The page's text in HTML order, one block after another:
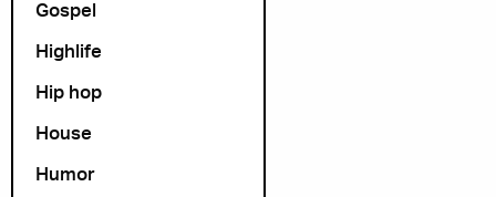
Gospel
Highlife
Hip hop
House
Humor